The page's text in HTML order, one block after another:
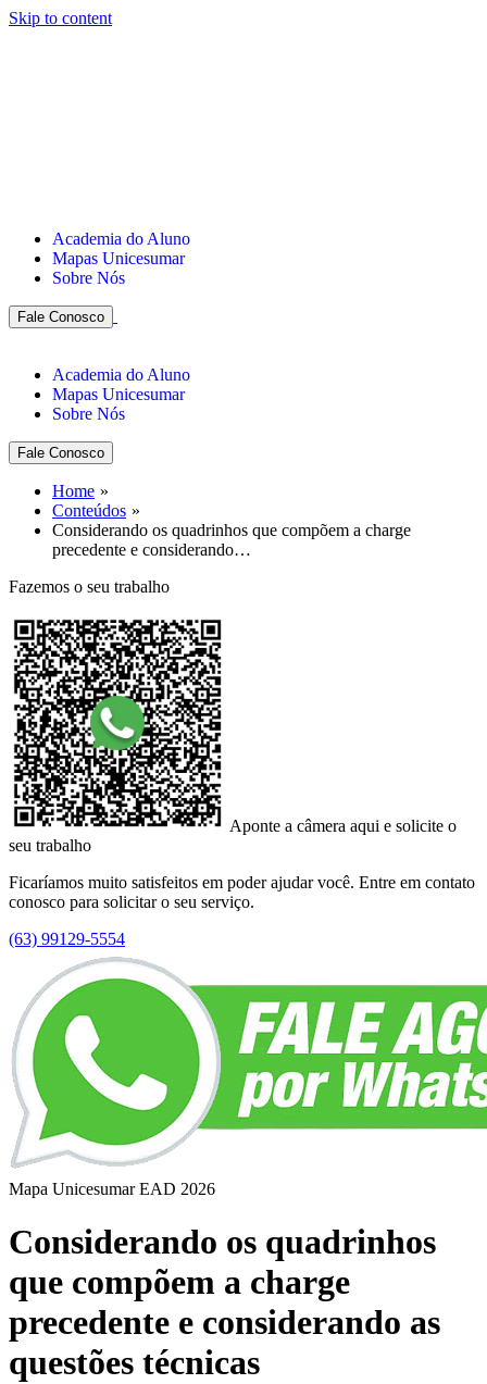
Skip to content
Academia do Aluno
Mapas Unicesumar
Sobre Nós
Fale Conosco
Academia do Aluno
Mapas Unicesumar
Sobre Nós
Fale Conosco
Home
Conteúdos
Considerando os quadrinhos que compõem a charge
precedente e considerando…
Fazemos o seu trabalho
Aponte a câmera aqui e solicite o
seu trabalho
Ficaríamos muito satisfeitos em poder ajudar você. Entre em contato
conosco para solicitar o seu serviço.
(63) 99129-5554
Mapa Unicesumar EAD 2026
Considerando os quadrinhos
que compõem a charge
precedente e considerando as
questões técnicas